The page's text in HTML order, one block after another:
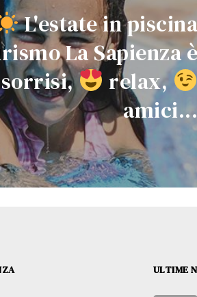
L'estate in
La Sapienza
sorrisi,
relax,
amici...
ULTIME